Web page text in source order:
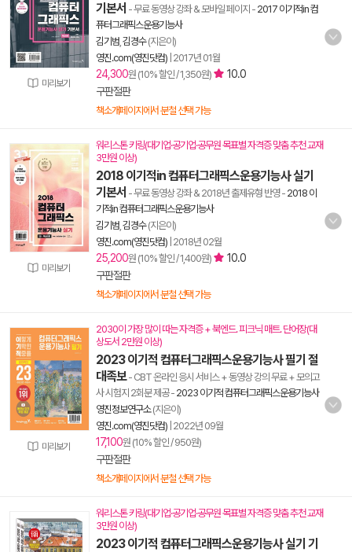
미리보기
기본서 - 무료 동영상 강좌 & 모바일 페이지 - 2017 이기적in 컴
퓨터그래픽스운용기능사
김기범 김경수(지은이)
영진.com(영진닷컴) 2017년 01월
24,300원 (10% 할인 / 1,350원)
10.0
구판절판
책소개페이지에서 분철 선택 가능
미리보기
워리스톤 키링(대기업·공기업·공무원 목표별 자격증 맞춤 추천 교재
3만원 이상)
2018 이기적in 컴퓨터그래픽스운용기능사 실기
기본서 - 무료 동영상 강좌 & 2018년 출제유형 반영- 2018 이
기적in 컴퓨터그래픽스운용기능사
김기범 김경수(지은이)
영진.com(영진닷컴) 2018년 02월
25,200원 (10% 할인 / 1,400원)
10.0
구판절판
책소개페이지에서 분철 선택 가능
미리보기
2030이 가장 많이 따는 자격증 + 북엔드. 피크닉 매트. 단어장(대
상도서 2만원 이상)
2023 이기적 컴퓨터그래픽스운용기능사 필기 절
대족보- CBT 온라인 응시 서비스 + 동영상 강의 무료 + 모의고
사 시험지 2회분 제공- 2023 이기적 컴퓨터그래픽스운용기능사
영진정보연구소(지은이)
영진.com(영진닷컴) 2022년 09월
17,100원 (10% 할인 / 950원)
구판절판
책소개페이지에서 분철 선택 가능
워리스톤 키링(대기업·공기업·공무원 목표별 자격증 맞춤 추천 교재
3만원 이상)
2023 이기적 컴퓨터그래픽스운용기능사 실기 기